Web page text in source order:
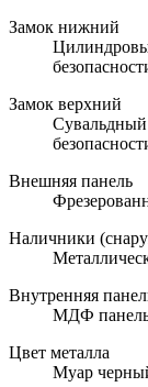
Замок нижний
Замок верхний
Внешняя панель
Наличники
Внутренняя
МДФ
Цвет металла
Муар